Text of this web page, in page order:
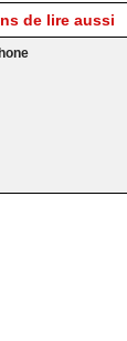
de lire aussi